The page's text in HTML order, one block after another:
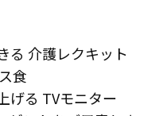
る 介護レクキット
食
げる TVモニター